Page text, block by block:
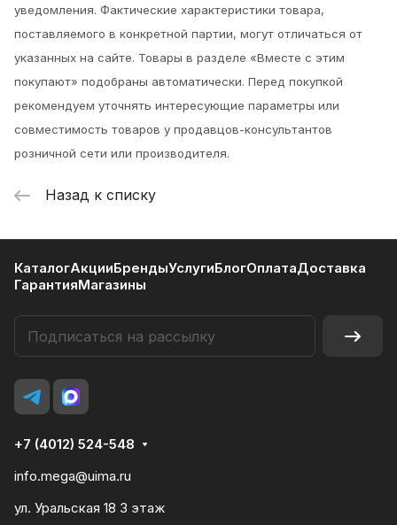
уведомления. Фактические характеристики товара,
поставляемого в конкретной партии, могут отличаться от
указанных на сайте. Товары в разделе «Вместе с этим
покупают» подобраны автоматически. Перед покупкой
рекомендуем уточнять интересующие параметры или
совместимость товаров у продавцов-консультантов
розничной сети или производителя.
Назад к списку
КаталогАкцииБрендыУслугиБлогОплатаДоставка
ГарантияМагазины
+7 (4012) 524-548
info.mega@uima.ru
ул. Уральская 18 3 этаж